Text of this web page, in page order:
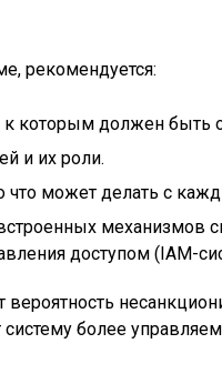
рекомендуется:
которым должен быть
и их роли.
что может делать с
механизмов
доступом (IAM-
систему более